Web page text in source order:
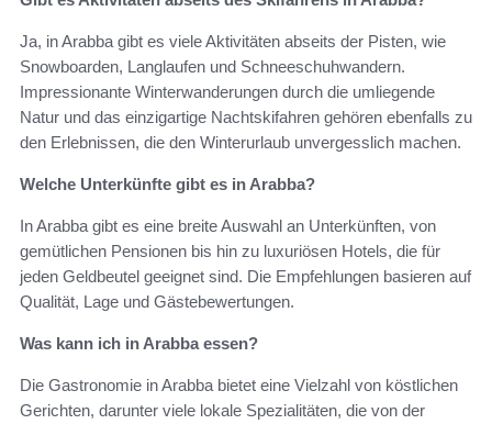
Ja, in Arabba gibt es viele Aktivitäten abseits der Pisten, wie
Snowboarden, Langlaufen und Schneeschuhwandern.
Impressionante Winterwanderungen durch die umliegende
Natur und das einzigartige Nachtskifahren gehören ebenfalls zu
den Erlebnissen, die den Winterurlaub unvergesslich machen.
Welche Unterkünfte gibt es in Arabba?
In Arabba gibt es eine breite Auswahl an Unterkünften, von
gemütlichen Pensionen bis hin zu luxuriösen Hotels, die für
jeden Geldbeutel geeignet sind. Die Empfehlungen basieren auf
Qualität, Lage und Gästebewertungen.
Was kann ich in Arabba essen?
Die Gastronomie in Arabba bietet eine Vielzahl von köstlichen
Gerichten, darunter viele lokale Spezialitäten, die von der